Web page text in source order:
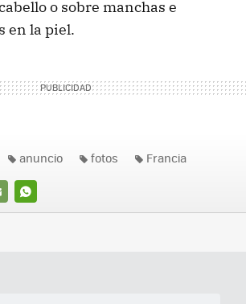
o sobre manchas e
en la piel.
WHATSAPP
anuncio fotos Francia